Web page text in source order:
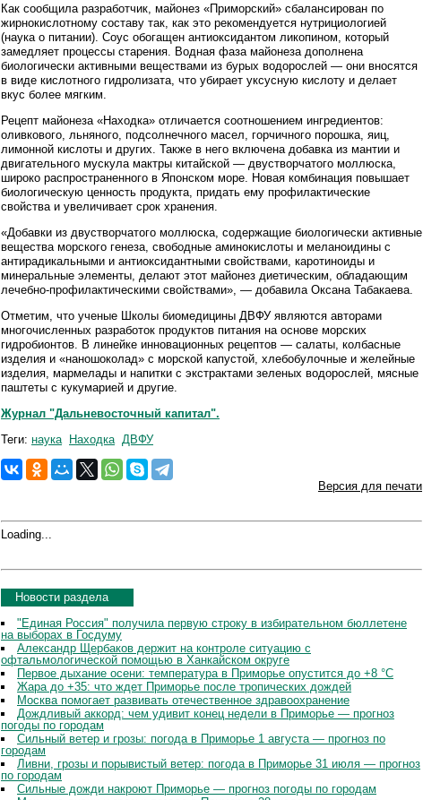
Как сообщила разработчик, майонез «Приморский» сбалансирован по
жирнокислотному составу так, как это рекомендуется нутрициологией
(наука о питании). Соус обогащен антиоксидантом ликопином, который
замедляет процессы старения. Водная фаза майонеза дополнена
биологически активными веществами из бурых водорослей — они вносятся
в виде кислотного гидролизата, что убирает уксусную кислоту и делает
вкус более мягким.
Рецепт майонеза «Находка» отличается соотношением ингредиентов:
оливкового, льняного, подсолнечного масел, горчичного порошка, яиц,
лимонной кислоты и других. Также в него включена добавка из мантии и
двигательного мускула мактры китайской — двустворчатого моллюска,
широко распространенного в Японском море. Новая комбинация повышает
биологическую ценность продукта, придать ему профилактические
свойства и увеличивает срок хранения.
«Добавки из двустворчатого моллюска, содержащие биологически активные
вещества морского генеза, свободные аминокислоты и меланоидины с
антирадикальными и антиоксидантными свойствами, каротиноиды и
минеральные элементы, делают этот майонез диетическим, обладающим
лечебно-профилактическими свойствами», — добавила Оксана Табакаева.
Отметим, что ученые Школы биомедицины ДВФУ являются авторами
многочисленных разработок продуктов питания на основе морских
гидробионтов. В линейке инновационных рецептов — салаты, колбасные
изделия и «наношоколад» с морской капустой, хлебобулочные и желейные
изделия, мармелады и напитки с экстрактами зеленых водорослей, мясные
паштеты с кукумарией и другие.
Журнал "Дальневосточный капитал".
Теги: наука Находка ДВФУ
Версия для печати
Loading...
Новости раздела
"Единая Россия" получила первую строку в избирательном бюллетене
на выборах в Госдуму
Александр Щербаков держит на контроле ситуацию с
офтальмологической помощью в Ханкайском округе
Первое дыхание осени: температура в Приморье опустится до +8 °C
Жара до +35: что ждет Приморье после тропических дождей
Москва помогает развивать отечественное здравоохранение
Дождливый аккорд: чем удивит конец недели в Приморье — прогноз
погоды по городам
Сильный ветер и грозы: погода в Приморье 1 августа — прогноз по
городам
Ливни, грозы и порывистый ветер: погода в Приморье 31 июля — прогноз
по городам
Сильные дожди накроют Приморье — прогноз погоды по городам